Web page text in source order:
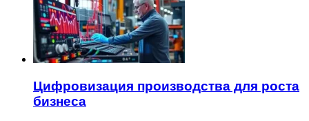
Цифровизация производства для роста
бизнеса